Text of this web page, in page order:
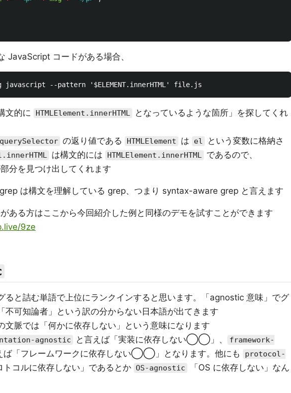
JavaScript コードがある場合、
文的に HTMLElement.innerHTML
となっているような箇所」を探してくれ
の返り値である HTMLElement は el
という変数に格納さ
は構文的には HTMLElement.innerHTML であるので、
分を見つけ出してくれます
は構文を理解している grep、つまり syntax-aware grep と言えます
ある方はここから今回紹介した例と同様のデモを試すことができます
9ze
ると詰む単語で上位にランクインすると思います。「agnostic 意味」でグ
不可知論者」という訳の分からない日本語が出てきます
文脈では「何かに依存しない」という意味になります
agnostic と言えば「実装に依存しない◯◯」、
framework-
ば「フレームワークに依存しない◯◯」となります。他にも
protocol-
トコルに依存しない」であるとか OS-agnostic
「OS に依存しない」なん